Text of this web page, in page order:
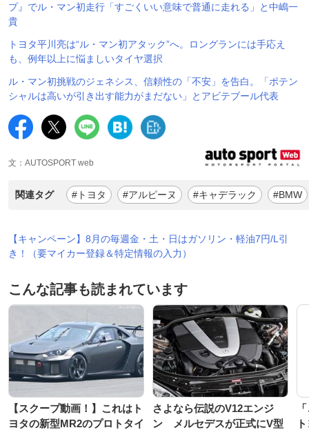
プ』でル・マン初走行「すごくいい意味で普通に走れる」と中嶋一
貴
トヨタ平川亮は“ル・マン初アタック”へ。ロングランには手応え
も、例年以上に悩ましいタイヤ選択
ル・マン初挑戦のジェネシス、信頼性の「不安」を告白。「ポテン
シャルは高いが引き出す能力がまだない」とアビテブール代表
文：AUTOSPORT web
関連タグ #トヨタ #アルピーヌ #キャデラック #BMW
【キャンペーン】8月の毎週金・土・日はガソリン・軽油7円/L引
き！（要マイカー登録＆特定情報の入力）
こんな記事も読まれています
【スクープ動画！】これはト
ヨタの新型MR2のプロトタイ
さよなら伝説のV12エンジ
ン メルセデスが正式にV型